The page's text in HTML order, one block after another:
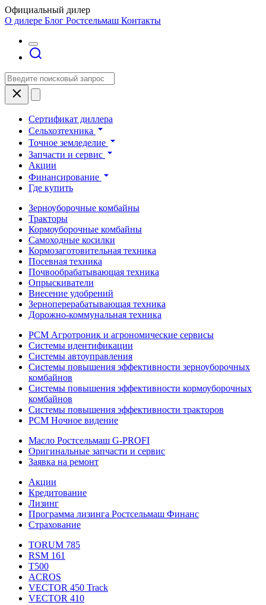
Официальный дилер
О дилере Блог Ростсельмаш Контакты
Сертификат диллера
Сельхозтехника
Точное земледелие
Запчасти и сервис
Акции
Финансирование
Где купить
Зерноуборочные комбайны
Тракторы
Кормоуборочные комбайны
Самоходные косилки
Кормозаготовительная техника
Посевная техника
Почвообрабатывающая техника
Опрыскиватели
Внесение удобрений
Зерноперерабатывающая техника
Дорожно-коммунальная техника
РСМ Агротроник и агрономические сервисы
Системы идентификации
Системы автоуправления
Системы повышения эффективности зерноуборочных
комбайнов
Системы повышения эффективности кормоуборочных
комбайнов
Системы повышения эффективности тракторов
РСМ Ночное видение
Масло Ростсельмаш G-PROFI
Оригинальные запчасти и сервис
Заявка на ремонт
Акции
Кредитование
Лизинг
Программа лизинга Ростсельмаш Финанс
Страхование
TORUM 785
RSM 161
T500
ACROS
VECTOR 450 Track
VECTOR 410